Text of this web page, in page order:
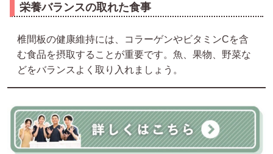
栄養バランスの取れた食事
椎間板の健康維持には、コラーゲンやビタミンCを含
む食品を摂取することが重要です。魚、果物、野菜な
どをバランスよく取り入れましょう。